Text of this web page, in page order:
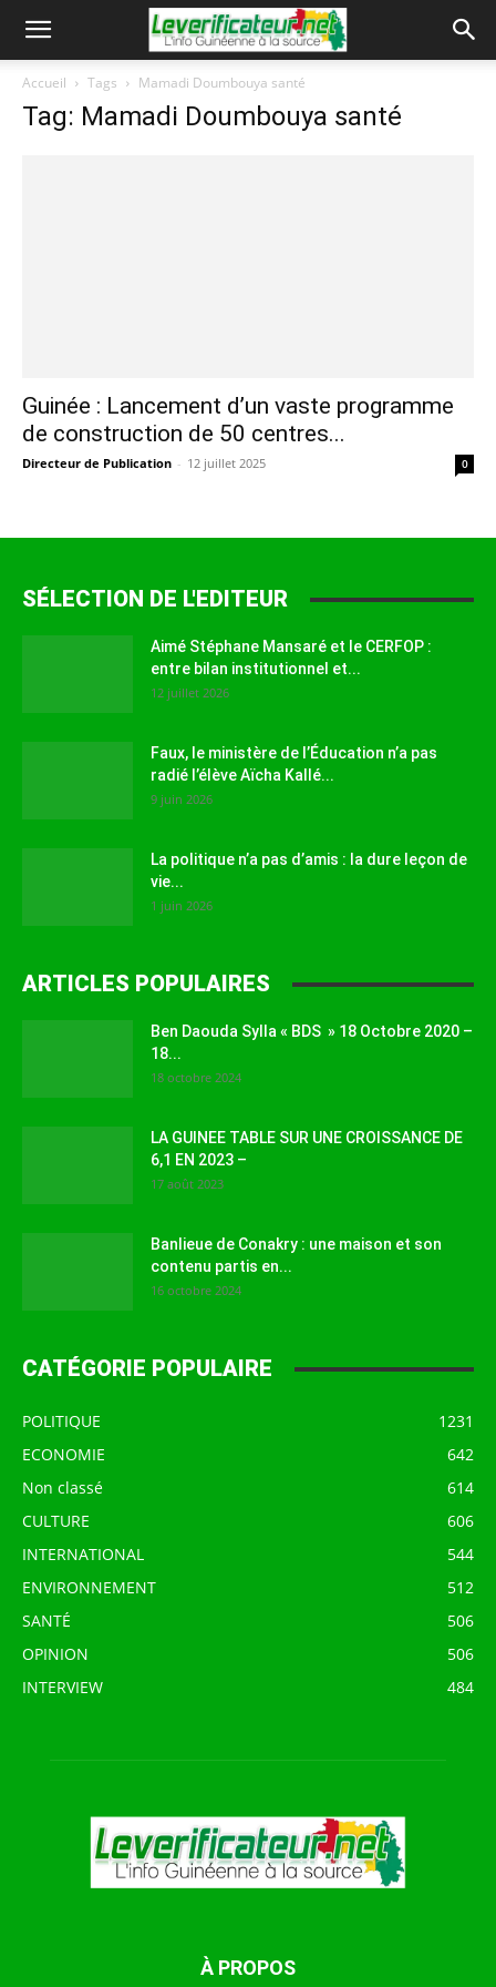
Accueil Tags Mamadi Doumbouya santé
Tag: Mamadi Doumbouya santé
Guinée : Lancement d’un vaste programme
de construction de 50 centres...
Directeur de Publication - 12 juillet 2025 0
SÉLECTION DE L'EDITEUR
Aimé Stéphane Mansaré et le CERFOP :
entre bilan institutionnel et...
12 juillet 2026
Faux, le ministère de l’Éducation n’a pas
radié l’élève Aïcha Kallé...
9 juin 2026
La politique n’a pas d’amis : la dure leçon de
vie...
1 juin 2026
ARTICLES POPULAIRES
Ben Daouda Sylla « BDS » 18 Octobre 2020 –
18...
18 octobre 2024
LA GUINEE TABLE SUR UNE CROISSANCE DE
6,1 EN 2023 –
17 août 2023
Banlieue de Conakry : une maison et son
contenu partis en...
16 octobre 2024
CATÉGORIE POPULAIRE
POLITIQUE
1231
ECONOMIE
642
Non classé
614
CULTURE
606
INTERNATIONAL
544
ENVIRONNEMENT
512
SANTÉ
506
OPINION
506
INTERVIEW
484
À PROPOS